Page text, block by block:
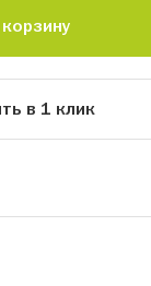
в 1 клик